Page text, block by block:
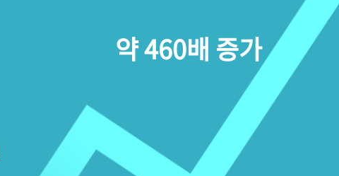
약 460배 증가